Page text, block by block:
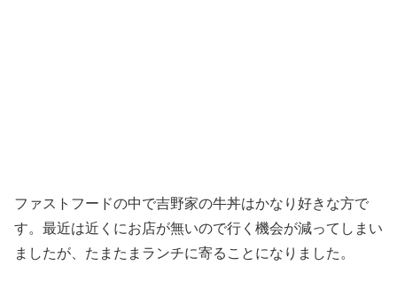
ファストフードの中で吉野家の牛丼はかなり好きな方で
す。最近は近くにお店が無いので行く機会が減ってしまい
ましたが、たまたまランチに寄ることになりました。